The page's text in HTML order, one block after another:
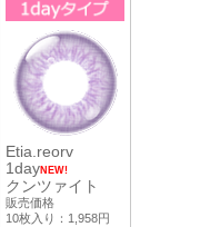
Etia.reorv
1dayNEW!
クンツァイト
販売価格
10枚入り：1,958円